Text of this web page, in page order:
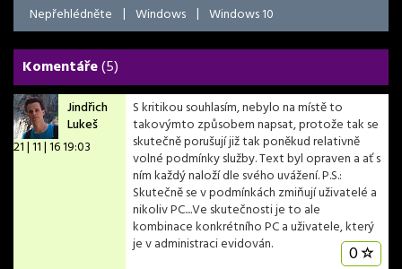
Nepřehlédněte | Windows | Windows 10
Komentáře(5)
Jindřich
Lukeš
21 | 11 | 16 19:03
S kritikou souhlasím, nebylo na místě to
takovýmto způsobem napsat, protože tak se
skutečně porušují již tak poněkud relativně
volné podmínky služby. Text byl opraven a ať s
ním každý naloží dle svého uvážení. P.S.:
Skutečně se v podmínkách zmiňují uživatelé a
nikoliv PC....Ve skutečnosti je to ale
kombinace konkrétního PC a uživatele, který
je v administraci evidován.
0